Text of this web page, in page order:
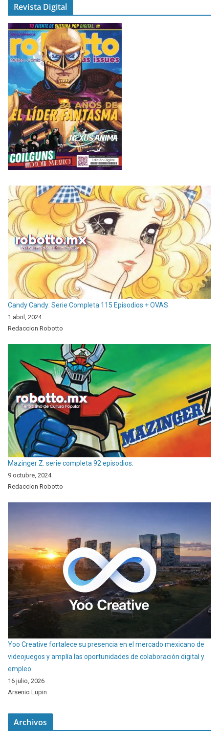
Revista Digital
Candy Candy: Serie Completa 115 Episodios + OVAS
1 abril, 2024
Redaccion Robotto
Mazinger Z: serie completa 92 episodios.
9 octubre, 2024
Redaccion Robotto
Yoo Creative fortalece su presencia en el mercado mexicano de
videojuegos y amplía las oportunidades de colaboración digital y
empleo
16 julio, 2026
Arsenio Lupin
Archivos